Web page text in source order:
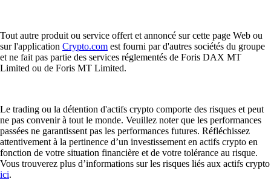
Tout autre produit ou service offert et annoncé sur cette page Web ou
sur l'application Crypto.com est fourni par d'autres sociétés du groupe
et ne fait pas partie des services réglementés de Foris DAX MT
Limited ou de Foris MT Limited.
Le trading ou la détention d'actifs crypto comporte des risques et peut
ne pas convenir à tout le monde. Veuillez noter que les performances
passées ne garantissent pas les performances futures. Réfléchissez
attentivement à la pertinence d’un investissement en actifs crypto en
fonction de votre situation financière et de votre tolérance au risque.
Vous trouverez plus d’informations sur les risques liés aux actifs crypto
ici.